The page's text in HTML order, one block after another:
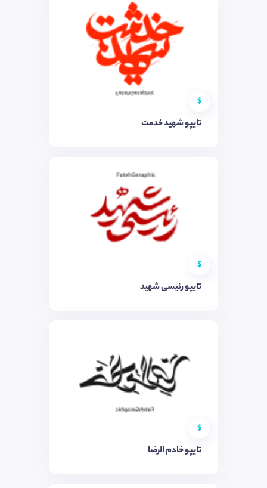
$
تایپو شهید خدمت
$
تایپو رئیسی شهید
$
تایپو خادم الرضا